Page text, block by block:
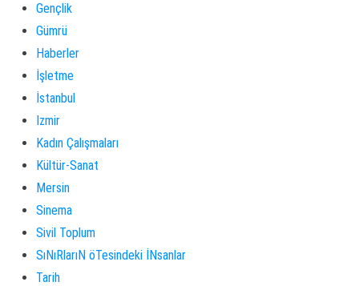
Gençlik
Gümrü
Haberler
İşletme
İstanbul
Izmir
Kadın Çalışmaları
Kültür-Sanat
Mersin
Sinema
Sivil Toplum
SıNıRlarıN öTesindeki İNsanlar
Tarih